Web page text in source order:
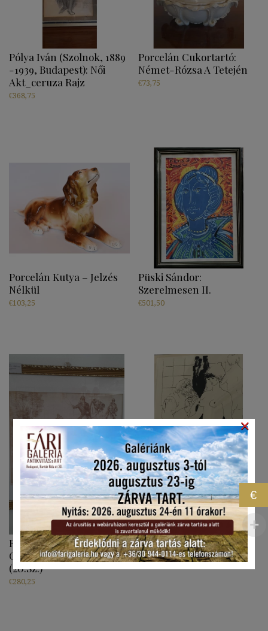
Pólya Iván (Szolnok, 1889
-1939, Budapest): Női
Akt_ceruza Rajz
€368,75
Porcelán Cukortartó:
Német-Rózsa A Tetején
€73,75
Porcelán Kutya – Jelzés
Nélkül
€103,25
Püski Sándor:
Szerelmesen II.
€501,50
Rádóczy Gyarmathy
Gábor: Falkavadászat V.
(20.sz.)
€280,25
Reich Károly: Szobrász I.
Rézkarc 20. Sz.
€177,00
€
×